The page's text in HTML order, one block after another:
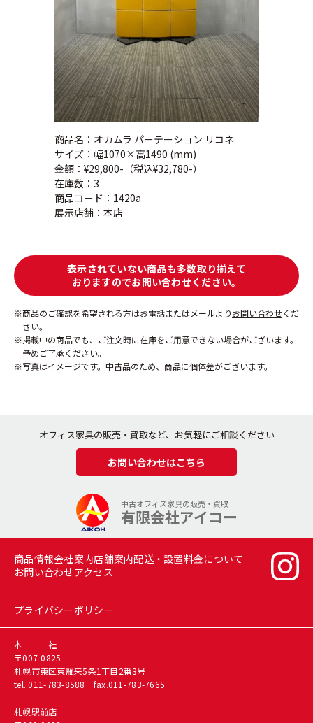
商品名：オカムラ パーテーション リコネ
サイズ：幅1070×高1490 (mm)
金額：¥29,800-（税込¥32,780-）
在庫数：3
商品コード：1420a
展示店舗：本店
表示されていない商品も多数取り揃えて
おりますのでお問い合わせください。
商品のご確認を希望される方はお電話またはメールよりお問い合わせくだ
さい。
掲載中の商品でも、ご注文時に在庫をご用意できない場合がございます。
予めご了承ください。
写真はイメージです。中古品のため、商品に個体差がございます。
オフィス家具の販売・買取など、お気軽にご相談ください
お問い合わせはこちら
中古オフィス家具の販売・買取
有限会社アイコー
商品情報会社案内店舗案内配送・設置料金について
お問い合わせアクセス
プライバシーポリシー
本 社
〒007-0825
札幌市東区東雁来5条1丁目2番3号
tel.011-783-8588 fax.011-783-7665
札幌駅前店